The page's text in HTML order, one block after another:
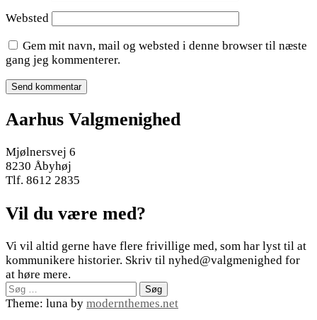
Websted
Gem mit navn, mail og websted i denne browser til næste
gang jeg kommenterer.
Aarhus Valgmenighed
Mjølnersvej 6
8230 Åbyhøj
Tlf. 8612 2835
Vil du være med?
Vi vil altid gerne have flere frivillige med, som har lyst til at
kommunikere historier. Skriv til nyhed@valgmenighed for
at høre mere.
Søg
efter:
Theme: luna by modernthemes.net